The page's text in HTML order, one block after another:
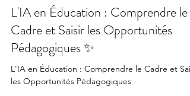
21 oct. 2025 2 min de lecture
L'IA en Éducation : Comprendre le
Cadre et Saisir les Opportunités
Pédagogiques ✨